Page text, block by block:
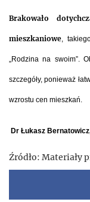
Brakowało
mieszkaniowe ,
„Rodzina na swoim”.
szczegóły, ponieważ
wzrostu cen mieszkań.
Dr Łukasz
Źródło: Materiały